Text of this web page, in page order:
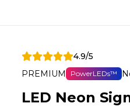
4.9/5
PREMIUM
PowerLEDs™
LED Neon